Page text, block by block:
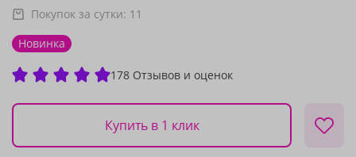
Покупок за сутки: 11
Новинка
178 Отзывов и оценок
Купить в 1 клик